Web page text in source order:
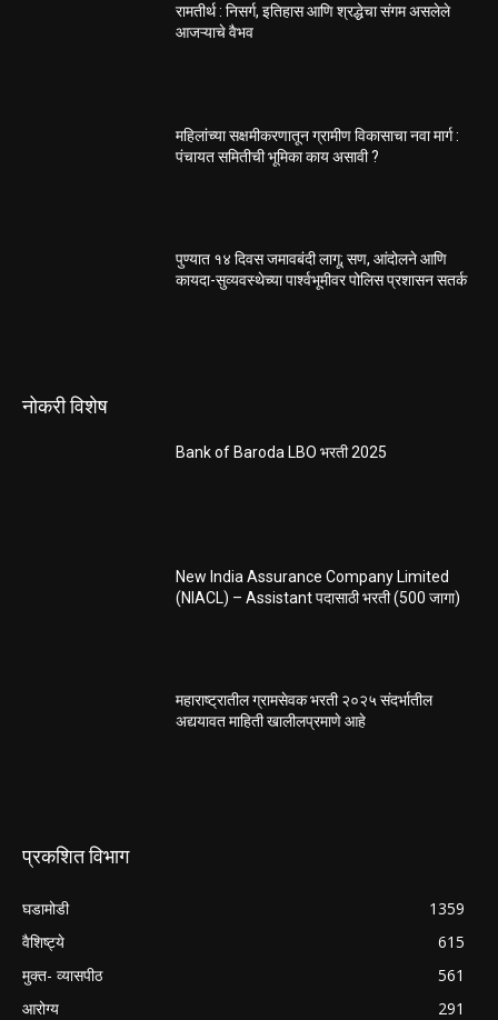
रामतीर्थ : निसर्ग, इतिहास आणि श्रद्धेचा संगम असलेले
आजऱ्याचे वैभव
महिलांच्या सक्षमीकरणातून ग्रामीण विकासाचा नवा मार्ग :
पंचायत समितीची भूमिका काय असावी ?
पुण्यात १४ दिवस जमावबंदी लागू; सण, आंदोलने आणि
कायदा-सुव्यवस्थेच्या पार्श्वभूमीवर पोलिस प्रशासन सतर्क
नोकरी विशेष
Bank of Baroda LBO भरती 2025
New India Assurance Company Limited
(NIACL) – Assistant पदासाठी भरती (500 जागा)
महाराष्ट्रातील ग्रामसेवक भरती २०२५ संदर्भातील
अद्ययावत माहिती खालीलप्रमाणे आहे
प्रकशित विभाग
घडामोडी
1359
वैशिष्ट्ये
615
मुक्त- व्यासपीठ
561
आरोग्य
291